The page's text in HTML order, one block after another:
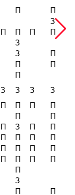
П
П
З
П П П
П
З
З
П
П
П
П
З З З
З
П П П
П
П
П
П З П
П
П П П
П
П П П
П
П П П
П
П
З
П
П